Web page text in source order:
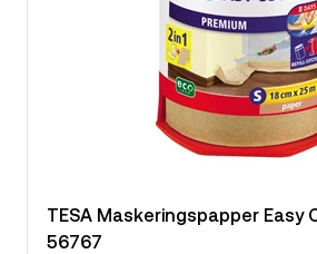
TESA Maskeringspapper Easy
56767